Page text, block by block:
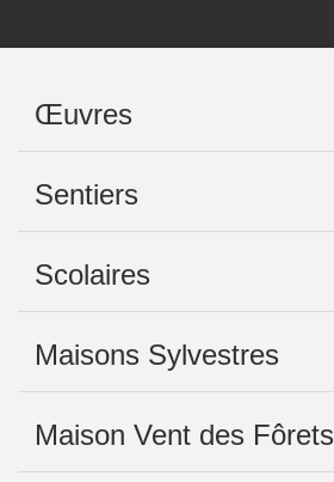
Œuvres
Sentiers
Scolaires
Maisons Sylvestres
Maison Vent des Fôrets